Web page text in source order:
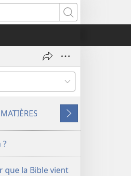
Rechercher
Suivant
?
que la Bible vient